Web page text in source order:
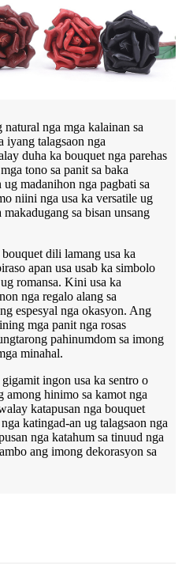
nga mga kalainan sa
iyang talagsaon nga
duha ka bouquet nga parehas
tono sa panit sa baka
madanihon nga pagbati sa
niini nga usa ka versatile ug
sa bisan unsang
dili lamang usa ka
apan usa usab ka simbolo
romansa. Kini usa ka
nga regalo alang sa
espesyal nga okasyon. Ang
mga panit nga rosas
pahinumdom sa imong
minahal.
ingon usa ka sentro o
among hinimo sa kamot nga
katapusan nga bouquet
katingad-an ug talagsaon nga
nga katahum sa tinuud nga
ang imong dekorasyon sa